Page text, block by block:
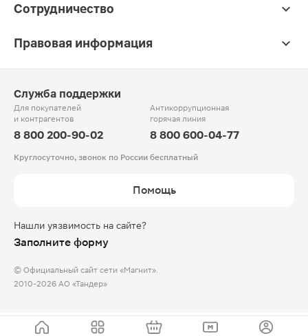
Сотрудничество
Правовая информация
Служба поддержки
Для покупателей
и контрагентов
8 800 200-90-02
Антикоррупционная
горячая линия
8 800 600-04-77
Круглосуточно, звонок по России бесплатный
Помощь
Нашли уязвимость на сайте?
Заполните форму
© Официальный сайт сети «Магнит».
2010-2026 АО «Тандер»